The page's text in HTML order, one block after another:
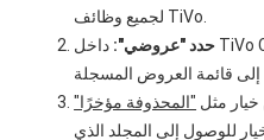
لجميع وظائف TiVo.
حدد "عروضي":
مثل "المحذوفة مؤخرًا"
للوصول إلى المجلد الذي